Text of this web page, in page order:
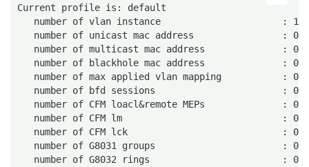
Current profile is: default
number of vlan instance                      : 1/
number of unicast mac address                : 0/
number of multicast mac address              : 0/
number of blackhole mac address              : 0/
number of max applied vlan mapping           : 0/
number of bfd sessions                       : 0/
number of CFM loacl&remote MEPs              : 0/
number of CFM lm                             : 0/
number of CFM lck                            : 0/
number of G8031 groups                       : 0/
number of G8032 rings                        : 0/